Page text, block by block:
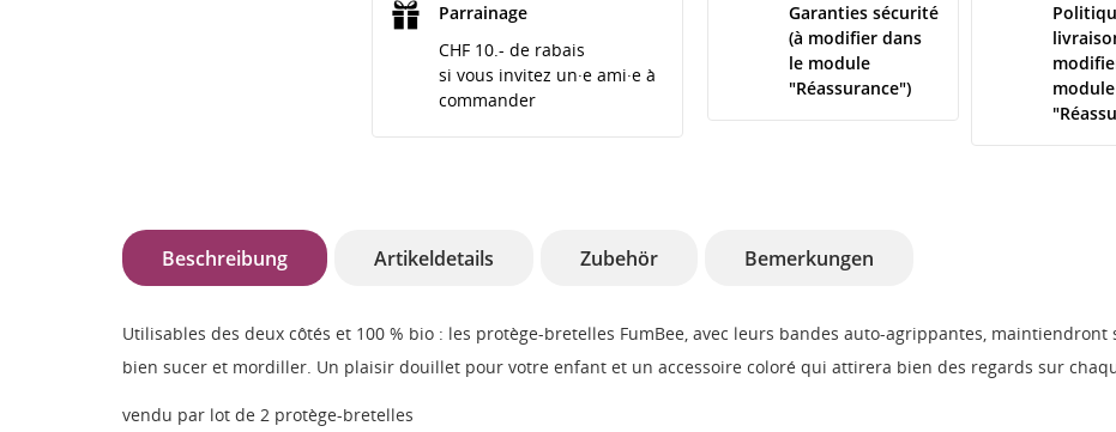
Parrainage
CHF 10.- de rabais
si vous invitez un·e ami·e à
commander
Garanties sécurité
(à modifier dans
le module
"Réassurance")
module
Beschreibung Artikeldetails Zubehör Bemerkungen
Utilisables des deux côtés et 100 % bio : les protège-bretelles FumBee, avec leurs bandes auto-agrippantes,
bien sucer et mordiller. Un plaisir douillet pour votre enfant et un accessoire coloré qui attirera bien des regards sur
vendu par lot de 2 protège-bretelles